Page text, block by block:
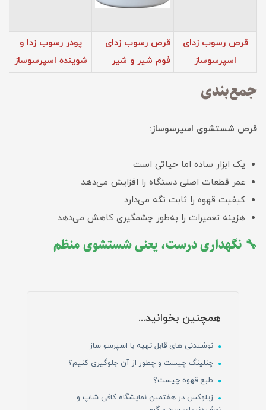
قرص رسوب زدای
اسپرسوساز
قرص رسوب زدای
فوم‌ شیر و شیر
پودر رسوب زدا و
شوینده اسپرسوساز
جمع‌بندی
قرص شستشوی اسپرسوساز:
یک ابزار ساده اما حیاتی است
عمر قطعات اصلی دستگاه را افزایش می‌دهد
کیفیت قهوه را ثابت نگه می‌دارد
هزینه تعمیرات را به‌طور چشمگیری کاهش می‌دهد
🔧 نگهداری درست، یعنی شستشوی منظم
همچنین بخوانید...
نوشیدنی های قابل تهیه با اسپرسو ساز
چنلینگ چیست و چطور از آن جلوگیری کنیم؟
طبع قهوه چیست؟
زیلوکس در هفتمین نمایشگاه کافی شاپ و